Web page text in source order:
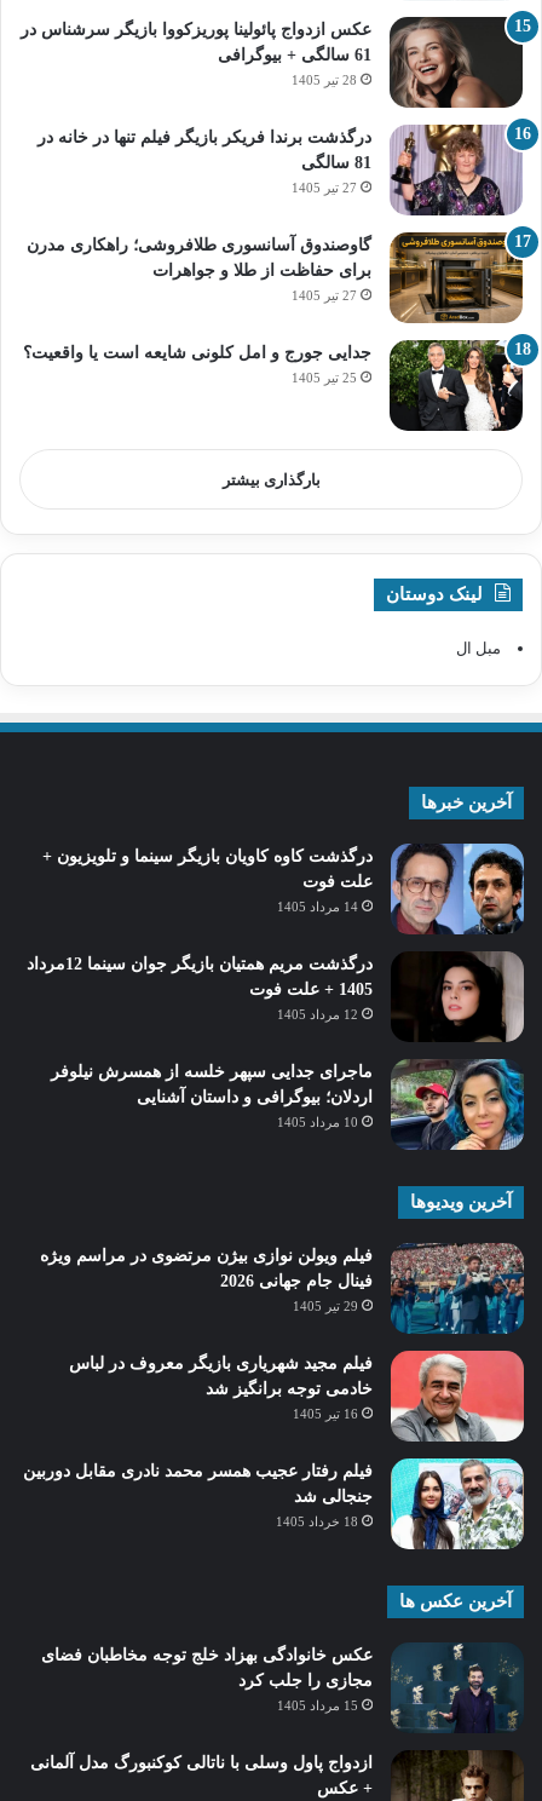
عکس ازدواج پائولینا پوریزکووا بازیگر سرشناس در
61 سالگی + بیوگرافی
28 تیر 1405
درگذشت برندا فریکر بازیگر فیلم تنها در خانه در
81 سالگی
27 تیر 1405
گاوصندوق آسانسوری طلافروشی؛ راهکاری مدرن
برای حفاظت از طلا و جواهرات
27 تیر 1405
جدایی جورج و امل کلونی شایعه است یا واقعیت؟
25 تیر 1405
بارگذاری بیشتر
لینک دوستان
مبل ال
آخرین خبرها
درگذشت کاوه کاویان بازیگر سینما و تلویزیون +
علت فوت
14 مرداد 1405
درگذشت مریم همتیان بازیگر جوان سینما 12مرداد
1405 + علت فوت
12 مرداد 1405
ماجرای جدایی سپهر خلسه از همسرش نیلوفر
اردلان؛ بیوگرافی و داستان آشنایی
10 مرداد 1405
آخرین ویدیوها
فیلم ویولن نوازی بیژن مرتضوی در مراسم ویژه
فینال جام جهانی 2026
29 تیر 1405
فیلم مجید شهریاری بازیگر معروف در لباس
خادمی توجه برانگیز شد
16 تیر 1405
فیلم رفتار عجیب همسر محمد نادری مقابل دوربین
جنجالی شد
18 خرداد 1405
آخرین عکس ها
عکس خانوادگی بهزاد خلج توجه مخاطبان فضای
مجازی را جلب کرد
15 مرداد 1405
ازدواج پاول وسلی با ناتالی کوکنبورگ مدل آلمانی
+ عکس